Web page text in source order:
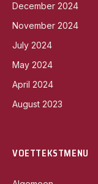
December 2024
November 2024
July 2024
May 2024
April 2024
August 2023
VOETTEKSTMENU